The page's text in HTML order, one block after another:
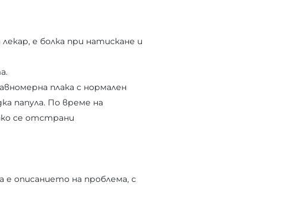
е болка при натискане и
плака с нормален
папула. По време на
се отстрани
описанието на проблема, с